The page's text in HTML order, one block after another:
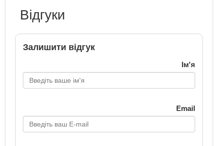
Відгуки
Залишити відгук
Ім'я
Email